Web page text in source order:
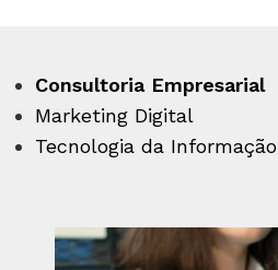
Consultoria Empresarial
Marketing Digital
Tecnologia da Informação